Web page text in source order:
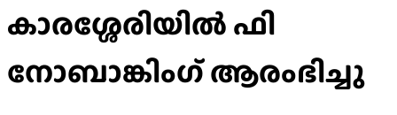
കാ​ര​ശ്ശേരി​യില്‍ ഫി​
നോബാ​ങ്കിം​ഗ് ആ​രം​ഭി​ച്ചു